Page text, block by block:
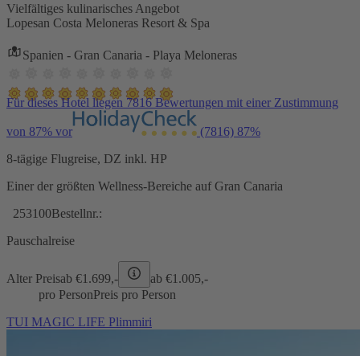
Vielfältiges kulinarisches Angebot
Lopesan Costa Meloneras Resort & Spa
Spanien - Gran Canaria - Playa Meloneras
Für dieses Hotel liegen 7816 Bewertungen mit einer Zustimmung
von 87% vor (7816) 87%
8-tägige Flugreise, DZ inkl. HP
Einer der größten Wellness-Bereiche auf Gran Canaria
253100Bestellnr.:
Pauschalreise
Alter Preisab €1.699,- ab €1.005,-
pro PersonPreis pro Person
TUI MAGIC LIFE Plimmiri